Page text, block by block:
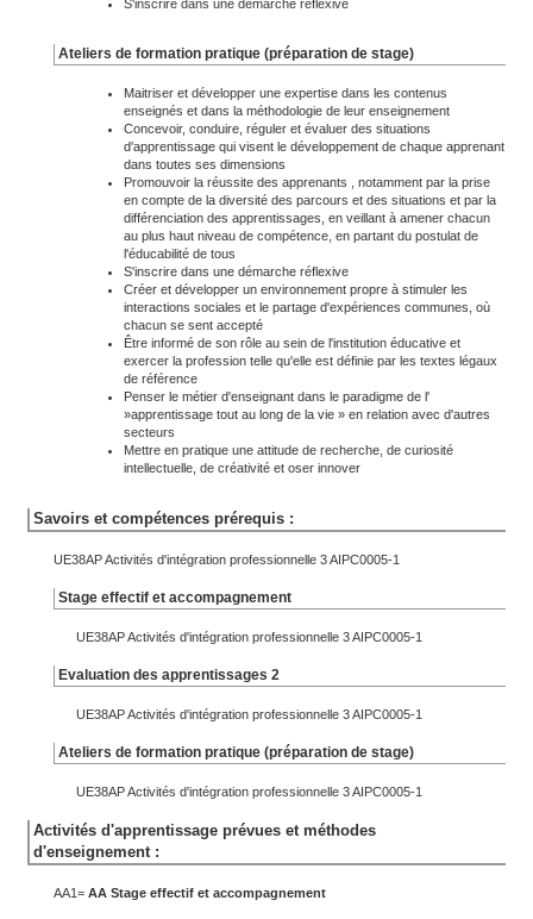
S'inscrire dans une démarche réflexive
Ateliers de formation pratique (préparation de stage)
Maitriser et développer une expertise dans les contenus
enseignés et dans la méthodologie de leur enseignement
Concevoir, conduire, réguler et évaluer des situations
d'apprentissage qui visent le développement de chaque apprenant
dans toutes ses dimensions
Promouvoir la réussite des apprenants , notamment par la prise
en compte de la diversité des parcours et des situations et par la
différenciation des apprentissages, en veillant à amener chacun
au plus haut niveau de compétence, en partant du postulat de
l'éducabilité de tous
S'inscrire dans une démarche réflexive
Créer et développer un environnement propre à stimuler les
interactions sociales et le partage d'expériences communes, où
chacun se sent accepté
Être informé de son rôle au sein de l'institution éducative et
exercer la profession telle qu'elle est définie par les textes légaux
de référence
Penser le métier d'enseignant dans le paradigme de l'
»apprentissage tout au long de la vie » en relation avec d'autres
secteurs
Mettre en pratique une attitude de recherche, de curiosité
intellectuelle, de créativité et oser innover
Savoirs et compétences prérequis :
UE38AP Activités d'intégration professionnelle 3 AIPC0005-1
Stage effectif et accompagnement
UE38AP Activités d'intégration professionnelle 3 AIPC0005-1
Evaluation des apprentissages 2
UE38AP Activités d'intégration professionnelle 3 AIPC0005-1
Ateliers de formation pratique (préparation de stage)
UE38AP Activités d'intégration professionnelle 3 AIPC0005-1
Activités d'apprentissage prévues et méthodes
d'enseignement :
AA1= AA Stage effectif et accompagnement